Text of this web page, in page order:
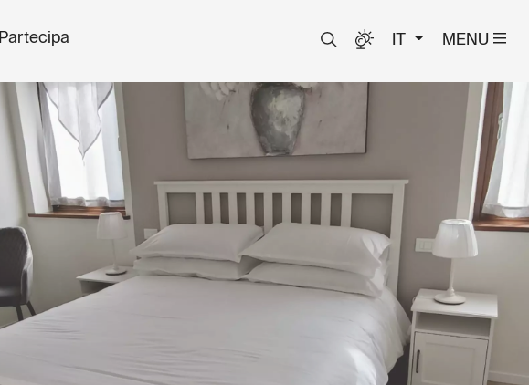
Partecipa IT MENU